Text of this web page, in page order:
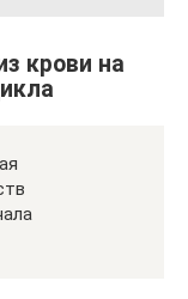
крови на